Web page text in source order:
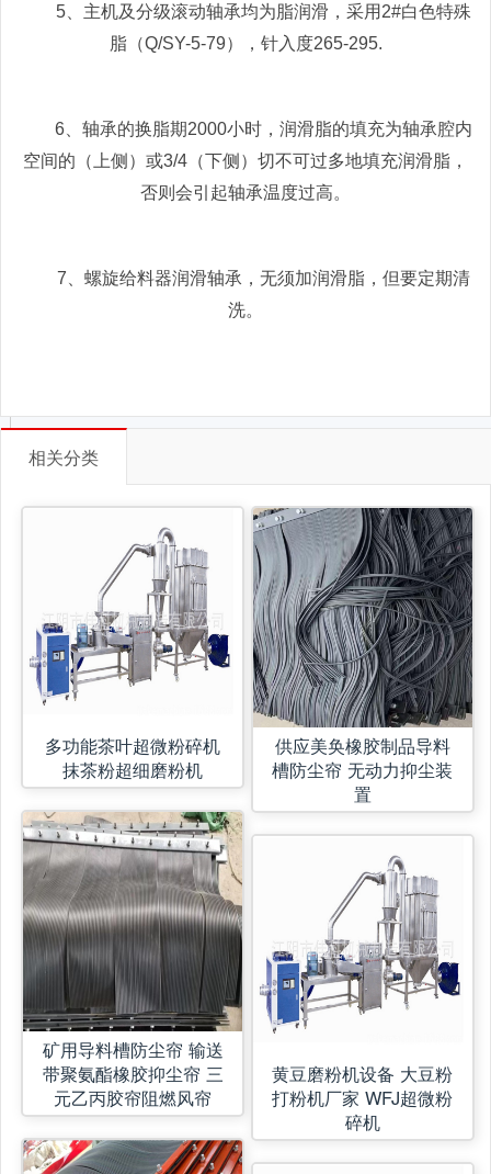
5、主机及分级滚动轴承均为脂润滑，采用2#白色特殊
脂（Q/SY-5-79），针入度265-295.
6、轴承的换脂期2000小时，润滑脂的填充为轴承腔内
空间的（上侧）或3/4（下侧）切不可过多地填充润滑脂，
否则会引起轴承温度过高。
7、螺旋给料器润滑轴承，无须加润滑脂，但要定期清
洗。
相关分类
多功能茶叶超微粉碎机
抹茶粉超细磨粉机
矿用导料槽防尘帘 输送
带聚氨酯橡胶抑尘帘 三
元乙丙胶帘阻燃风帘
供应美奂橡胶制品导料
槽防尘帘 无动力抑尘装
置
黄豆磨粉机设备 大豆粉
打粉机厂家 WFJ超微粉
碎机